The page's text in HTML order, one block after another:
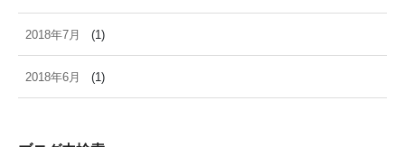
2018年7月 (1)
2018年6月 (1)